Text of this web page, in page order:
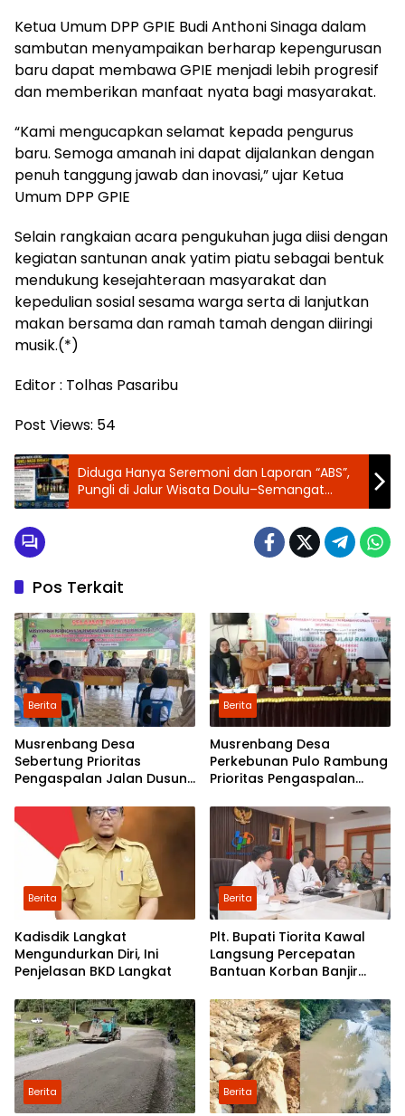
Ketua Umum DPP GPIE Budi Anthoni Sinaga dalam
sambutan menyampaikan berharap kepengurusan
baru dapat membawa GPIE menjadi lebih progresif
dan memberikan manfaat nyata bagi masyarakat.
“Kami mengucapkan selamat kepada pengurus
baru. Semoga amanah ini dapat dijalankan dengan
penuh tanggung jawab dan inovasi,” ujar Ketua
Umum DPP GPIE
Selain rangkaian acara pengukuhan juga diisi dengan
kegiatan santunan anak yatim piatu sebagai bentuk
mendukung kesejahteraan masyarakat dan
kepedulian sosial sesama warga serta di lanjutkan
makan bersama dan ramah tamah dengan diiringi
musik.(*)
Editor : Tolhas Pasaribu
Post Views: 54
Diduga Hanya Seremoni dan Laporan “ABS”,
Pungli di Jalur Wisata Doulu–Semangat
Gunung Masih Terpantau Berlangsung
Pos Terkait
Berita
Musrenbang Desa
Sebertung Prioritas
Pengaspalan Jalan Dusun
Berita
Musrenbang Desa
Perkebunan Pulo Rambung
Prioritas Pengaspalan
Dusun Pondok Boyan
Berita
Kadisdik Langkat
Mengundurkan Diri, Ini
Penjelasan BKD Langkat
Berita
Plt. Bupati Tiorita Kawal
Langsung Percepatan
Bantuan Korban Banjir
Berita Berita